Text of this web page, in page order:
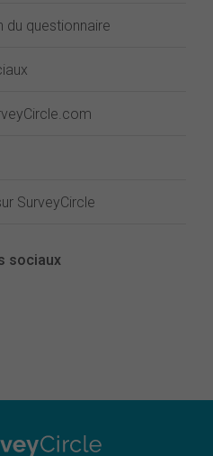
du questionnaire
SurveyCircle
sociaux